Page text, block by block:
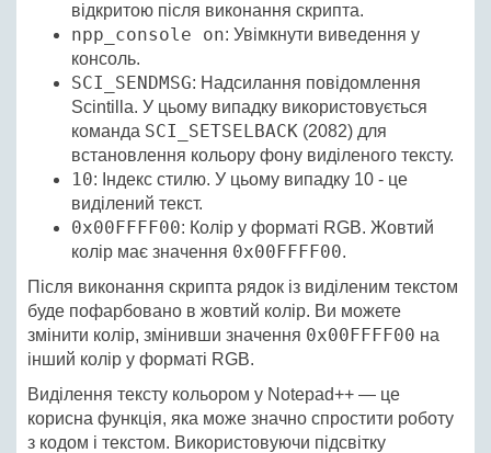
відкритою після виконання скрипта.
npp_console on: Увімкнути виведення у
консоль.
SCI_SENDMSG: Надсилання повідомлення
Scintilla. У цьому випадку використовується
команда SCI_SETSELBACK (2082) для
встановлення кольору фону виділеного тексту.
10: Індекс стилю. У цьому випадку 10 - це
виділений текст.
0x00FFFF00: Колір у форматі RGB. Жовтий
колір має значення 0x00FFFF00.
Після виконання скрипта рядок із виділеним текстом
буде пофарбовано в жовтий колір. Ви можете
змінити колір, змінивши значення 0x00FFFF00 на
інший колір у форматі RGB.
Виділення тексту кольором у Notepad++ — це
корисна функція, яка може значно спростити роботу
з кодом і текстом. Використовуючи підсвітку